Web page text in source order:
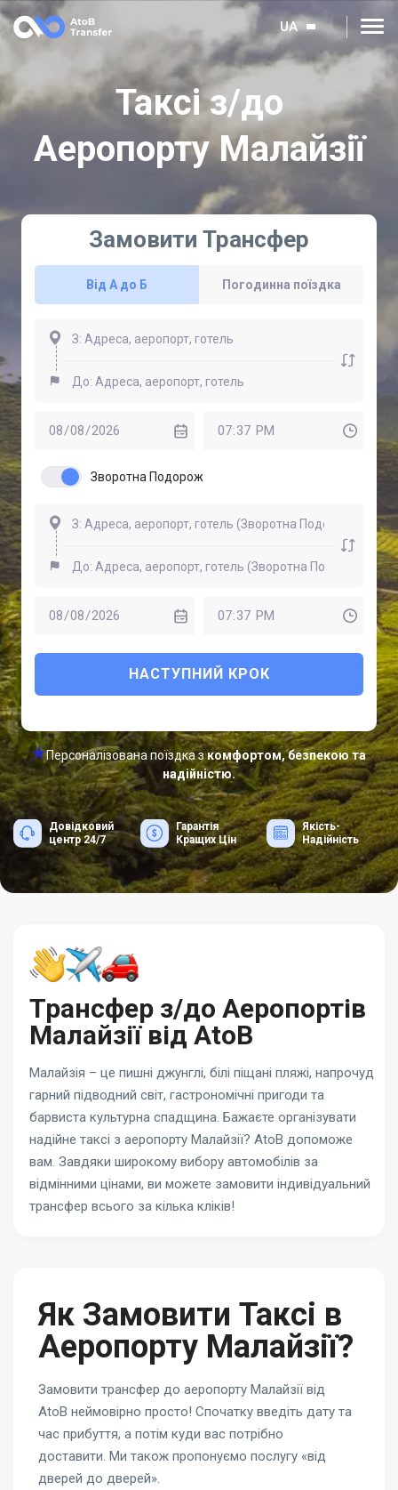
UA
Таксі з/до
Аеропорту Малайзії
Замовити Трансфер
Від А до Б Погодинна поїздка
Зворотна Подорож
НАСТУПНИЙ КРОК
Персоналізована поїздка зкомфортом, безпекою та
надійністю.
Довідковий
центр 24/7
Гарантія
Кращих Цін
Якість-
Надійність
Трансфер з/до Аеропортів
Малайзії від AtoB
Малайзія – це пишні джунглі, білі піщані пляжі, напрочуд
гарний підводний світ, гастрономічні пригоди та
барвиста культурна спадщина. Бажаєте організувати
надійне таксі з аеропорту Малайзії? AtoB допоможе
вам. Завдяки широкому вибору автомобілів за
відмінними цінами, ви можете замовити індивідуальний
трансфер всього за кілька кліків!
Як Замовити Таксі в
Аеропорту Малайзії?
Замовити трансфер до аеропорту Малайзії від
AtoB неймовірно просто! Спочатку введіть дату та
час прибуття, а потім куди вас потрібно
доставити. Ми також пропонуємо послугу «від
дверей до дверей».